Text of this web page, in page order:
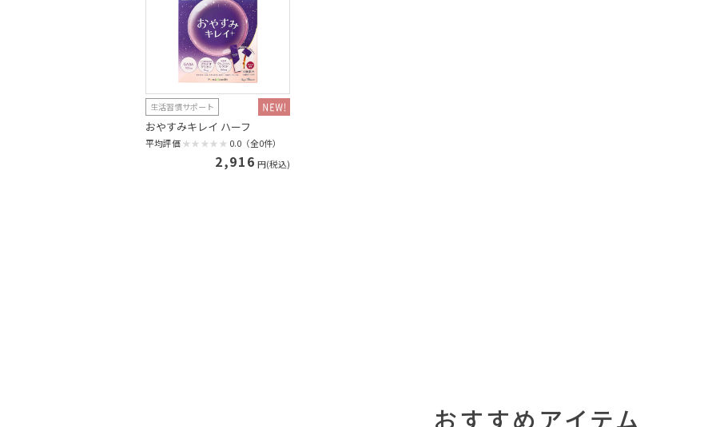
生活習慣サポート
おやすみキレイ ハーフ
平均評価 0.0（全0件）
2,916 円(税込)
おすすめアイテム